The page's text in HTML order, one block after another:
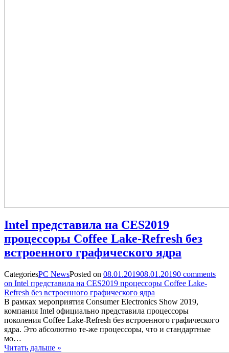
Intel представила на CES2019
процессоры Coffee Lake-Refresh без
встроенного графического ядра
CategoriesPC NewsPosted on 08.01.201908.01.20190 comments
on Intel представила на CES2019 процессоры Coffee Lake-
Refresh без встроенного графического ядра
В рамках мероприятия Consumer Electronics Show 2019,
компания Intel официально представила процессоры
поколения Coffee Lake-Refresh без встроенного графического
ядра. Это абсолютно те-же процессоры, что и стандартные
мо…
Читать дальше »